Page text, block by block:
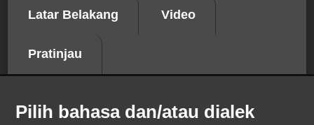
Latar Belakang Video
Pratinjau
Pilih bahasa dan/atau dialek